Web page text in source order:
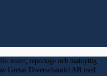
tester, reportage och matnyttig
Gretas Diversehandel AB med